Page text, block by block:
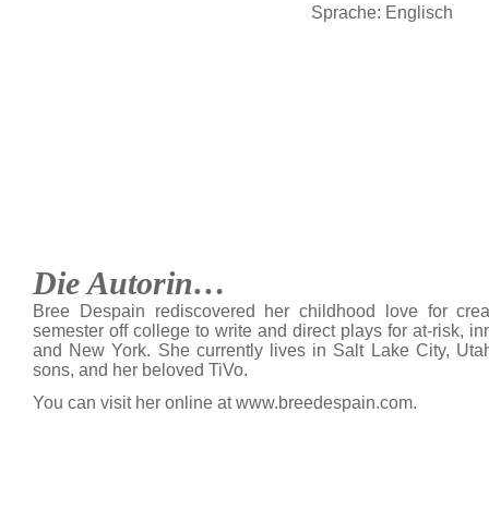
Sprache: Englisch
Die Autorin…
Bree Despain rediscovered her childhood love for
semester off college to write and direct plays for at-risk,
and New York. She currently lives in Salt Lake City,
sons, and her beloved TiVo.
You can visit her online at www.breedespain.com.